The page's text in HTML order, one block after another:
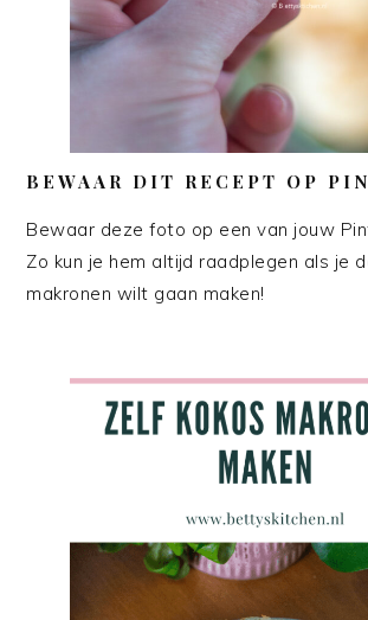
BEWAAR DIT RECEPT OP
Bewaar deze foto op een van jouw
Zo kun je hem altijd raadplegen als je
makronen wilt gaan maken!